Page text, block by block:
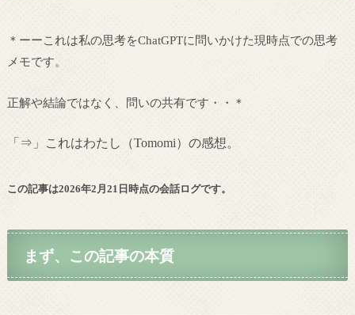
＊ーーこれは私の思考をChatGPTに問いかけた現時点での思考
メモです。
正解や結論ではなく、問いの共有です・・＊
「⇒」これはわたし（Tomomi）の感想。
この記事は2026年2月21日時点の会話ログです。
まず、この記事の本質